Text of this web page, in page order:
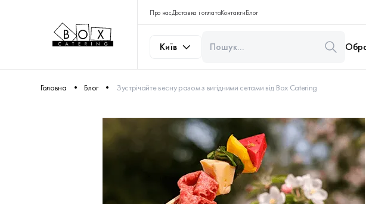
Про насДоставка і оплатаКонтактиБлог
Київ
Головна Блог Зустрічайте весну разом з вигідними сетами від Box Catering